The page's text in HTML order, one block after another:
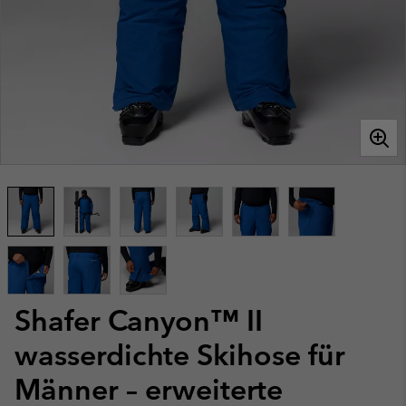
Shafer Canyon™ II
wasserdichte Skihose für
Männer – erweiterte